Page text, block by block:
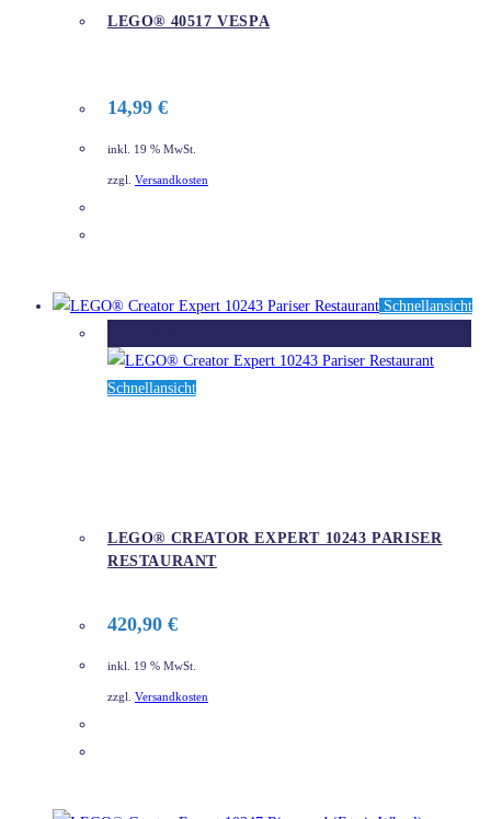
LEGO® 40517 VESPA
14,99 €
inkl. 19 % MwSt.
zzgl. Versandkosten
Schnellansicht
Schnellansicht
LEGO® CREATOR EXPERT 10243 PARISER
RESTAURANT
420,90 €
inkl. 19 % MwSt.
zzgl. Versandkosten